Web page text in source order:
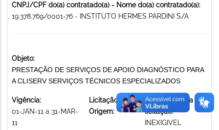
CNPJ/CPF do(a) contratado(a) - Nome do(a) contratado(a):
19.378.769/0001-76 - INSTITUTO HERMES PARDINI S/A
Objeto:
PRESTAÇÃO DE SERVIÇOS DE APOIO DIAGNÓSTICO PARA
A CLISERV SERVIÇOS TÉCNICOS ESPECIALIZADOS
Vigência:
01-JAN-11 a 31-MAR-
11
Licitação de
Origem:
Modalidade da
licitação:
INEXIGIVEL